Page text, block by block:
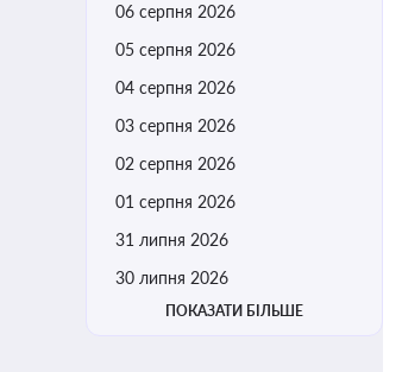
06 серпня 2026
05 серпня 2026
04 серпня 2026
03 серпня 2026
02 серпня 2026
01 серпня 2026
31 липня 2026
30 липня 2026
ПОКАЗАТИ БІЛЬШЕ